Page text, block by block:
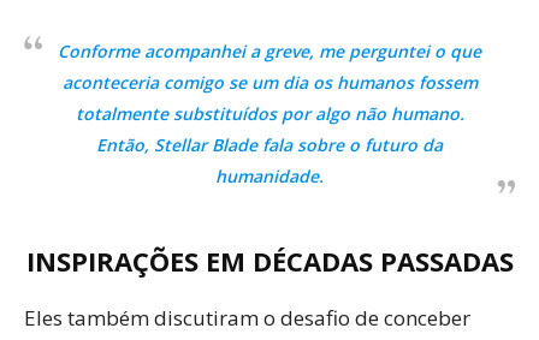
Conforme acompanhei a greve, me perguntei o que
aconteceria comigo se um dia os humanos fossem
totalmente substituídos por algo não humano.
Então, Stellar Blade fala sobre o futuro da
humanidade.
INSPIRAÇÕES EM DÉCADAS PASSADAS
Eles também discutiram o desafio de conceber